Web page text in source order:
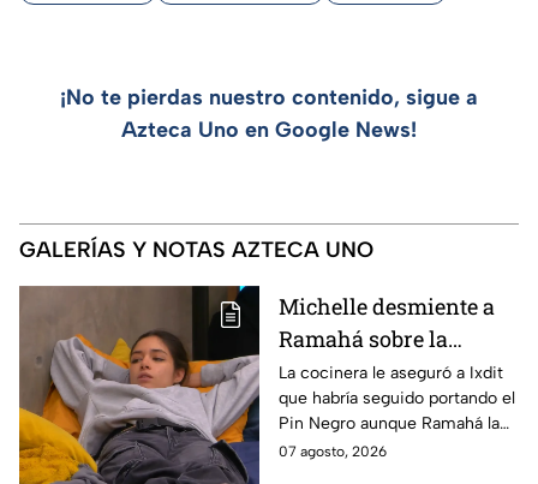
¡No te pierdas nuestro contenido, sigue a
Azteca Uno en Google News!
GALERÍAS Y NOTAS AZTECA UNO
Michelle desmiente a
Ramahá sobre la
designación del Pin
Negro a un integrante
de las "Divas" en
MasterChef 24/7
La cocinera le aseguró a Ixdit
que habría seguido portando el
Pin Negro aunque Ramahá la
hubiera subido al balcón
07 agosto, 2026